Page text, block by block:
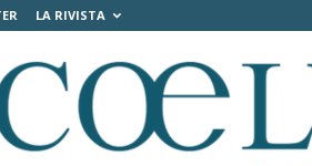
LA RIVISTA